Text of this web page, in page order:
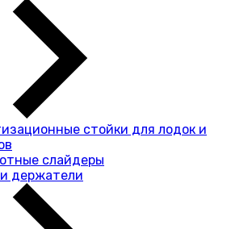
стойки для лодок и
слайдеры
держатели